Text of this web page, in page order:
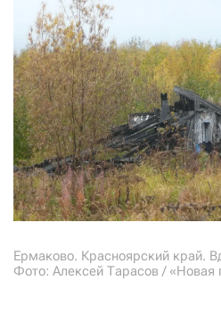
Ермаково. Красноярский край.
Фото: Алексей Тарасов / «Новая